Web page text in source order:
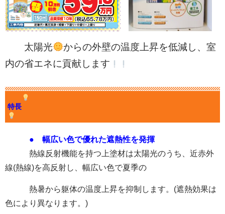
太陽光
からの外壁の温度上昇を低減し、室
内の省エネに貢献します
特長
● 幅広い色で優れた遮熱性を発揮
熱線反射機能を持つ上塗材は太陽光のうち、近赤外
線(熱線)を高反射し、幅広い色で夏季の
熱暑から躯体の温度上昇を抑制します。(遮熱効果は
色により異なります。)